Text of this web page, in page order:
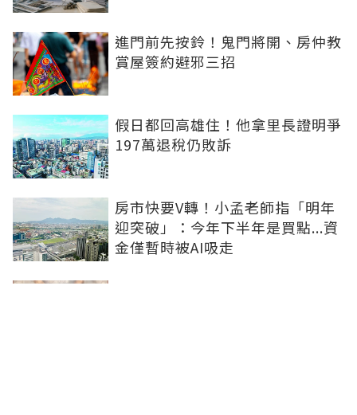
進門前先按鈴！鬼門將開、房仲教
賞屋簽約避邪三招
假日都回高雄住！他拿里長證明爭
197萬退稅仍敗訴
房市快要V轉！小孟老師指「明年
迎突破」：今年下半年是買點...資
金僅暫時被AI吸走